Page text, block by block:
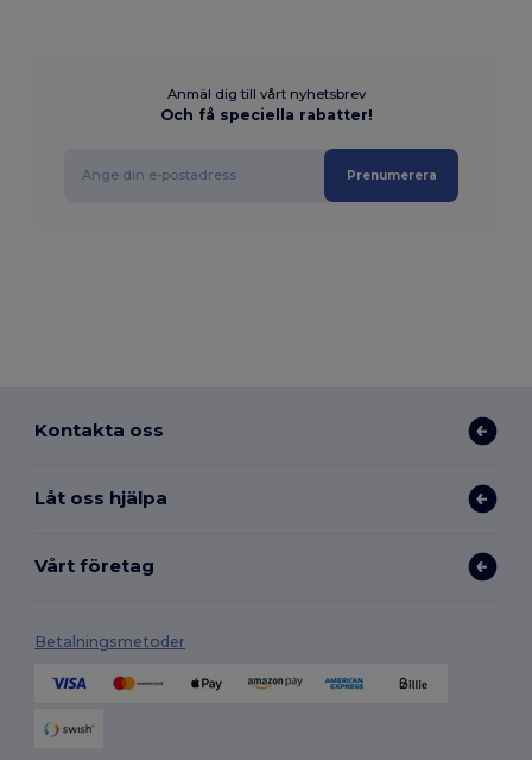
Anmäl dig till vårt nyhetsbrev
Och få speciella rabatter!
Prenumerera
Kontakta oss
Låt oss hjälpa
Vårt företag
Betalningsmetoder